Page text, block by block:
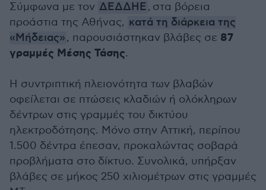
Σύμφωνα με τον ΔΕΔΔΗΕ, στα βόρεια
προάστια της Αθήνας, κατά τη διάρκεια της
«Μήδειας», παρουσιάστηκαν βλάβες σε 87
γραμμές Μέσης Τάσης.
Η συντριπτική πλειονότητα των βλαβών
οφείλεται σε πτώσεις κλαδιών ή ολόκληρων
δέντρων στις γραμμές του δικτύου
ηλεκτροδότησης. Μόνο στην Αττική, περίπου
1.500 δέντρα έπεσαν, προκαλώντας σοβαρά
προβλήματα στο δίκτυο. Συνολικά, υπήρξαν
βλάβες σε μήκος 250 χιλιομέτρων στις γραμμές